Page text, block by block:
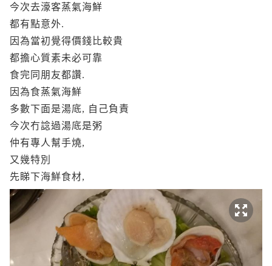
今次去濠客蒸氣海鮮
都有點意外.
因為當初覺得價錢比較貴
都擔心質素未必可靠
食完同朋友都讚.
因為食蒸氣海鮮
多數下面是湯底, 自己負責
今次冇諗過湯底是粥
仲有專人幫手燒,
又幾特別
先睇下海鮮食材,